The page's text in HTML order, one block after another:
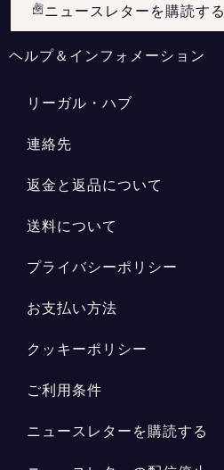
ニュースレターを購読する
ヘルプ＆インフォメーション
リーガル・ハブ
連絡先
返金と返品について
送料について
プライバシーポリシー
お支払い方法
クッキーポリシー
ご利用条件
ニュースレターを購読する